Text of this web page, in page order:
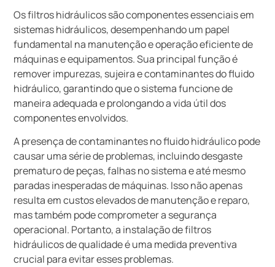
Os filtros hidráulicos são componentes essenciais em
sistemas hidráulicos, desempenhando um papel
fundamental na manutenção e operação eficiente de
máquinas e equipamentos. Sua principal função é
remover impurezas, sujeira e contaminantes do fluido
hidráulico, garantindo que o sistema funcione de
maneira adequada e prolongando a vida útil dos
componentes envolvidos.
A presença de contaminantes no fluido hidráulico pode
causar uma série de problemas, incluindo desgaste
prematuro de peças, falhas no sistema e até mesmo
paradas inesperadas de máquinas. Isso não apenas
resulta em custos elevados de manutenção e reparo,
mas também pode comprometer a segurança
operacional. Portanto, a instalação de filtros
hidráulicos de qualidade é uma medida preventiva
crucial para evitar esses problemas.